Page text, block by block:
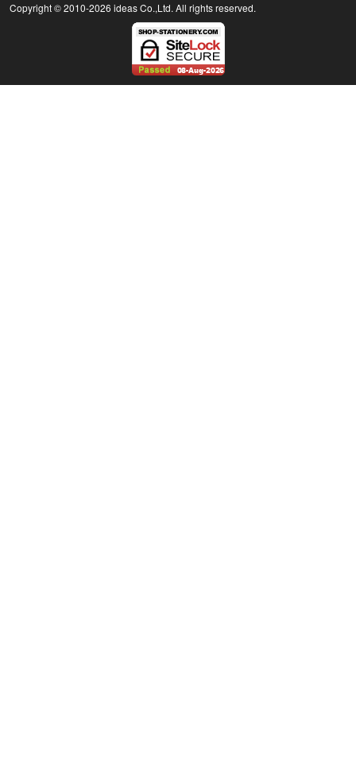
Copyright © 2010-2026 ideas Co.,Ltd. All rights reserved.